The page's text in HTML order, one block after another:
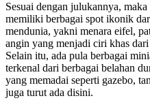
Sesuai dengan julukannya,
memiliki berbagai spot ikonik
mendunia, yakni menara eifel,
angin yang menjadi ciri khas
Selain itu, ada pula berbagai
terkenal dari berbagai belahan
yang memadai seperti gazebo,
juga turut ada disini.